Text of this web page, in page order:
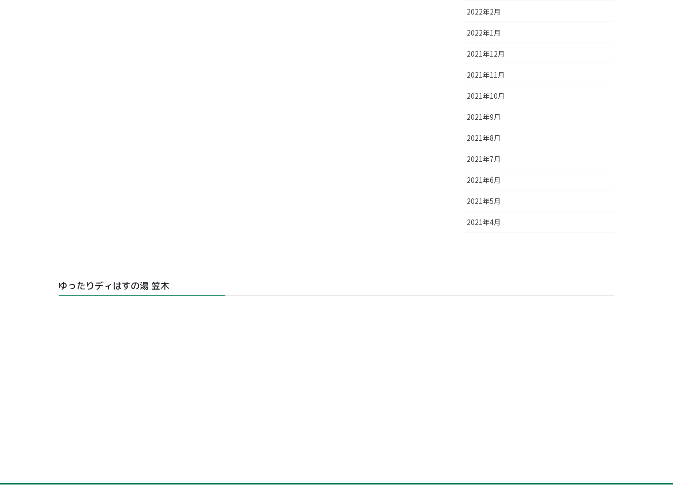
2022年2月
2022年1月
2021年12月
2021年11月
2021年10月
2021年9月
2021年8月
2021年7月
2021年6月
2021年5月
2021年4月
ゆったりディはすの湯 笠木